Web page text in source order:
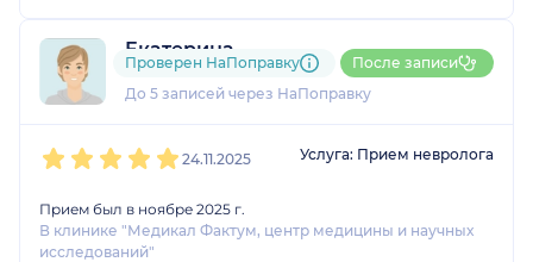
Екатерина
2 оценки
До 5 записей через НаПоправку
Проверен НаПоправку После записи
24.11.2025 Услуга: Прием невролога
Прием был в ноябре 2025 г.
В клинике "Медикал Фактум, центр медицины и научных
исследований"